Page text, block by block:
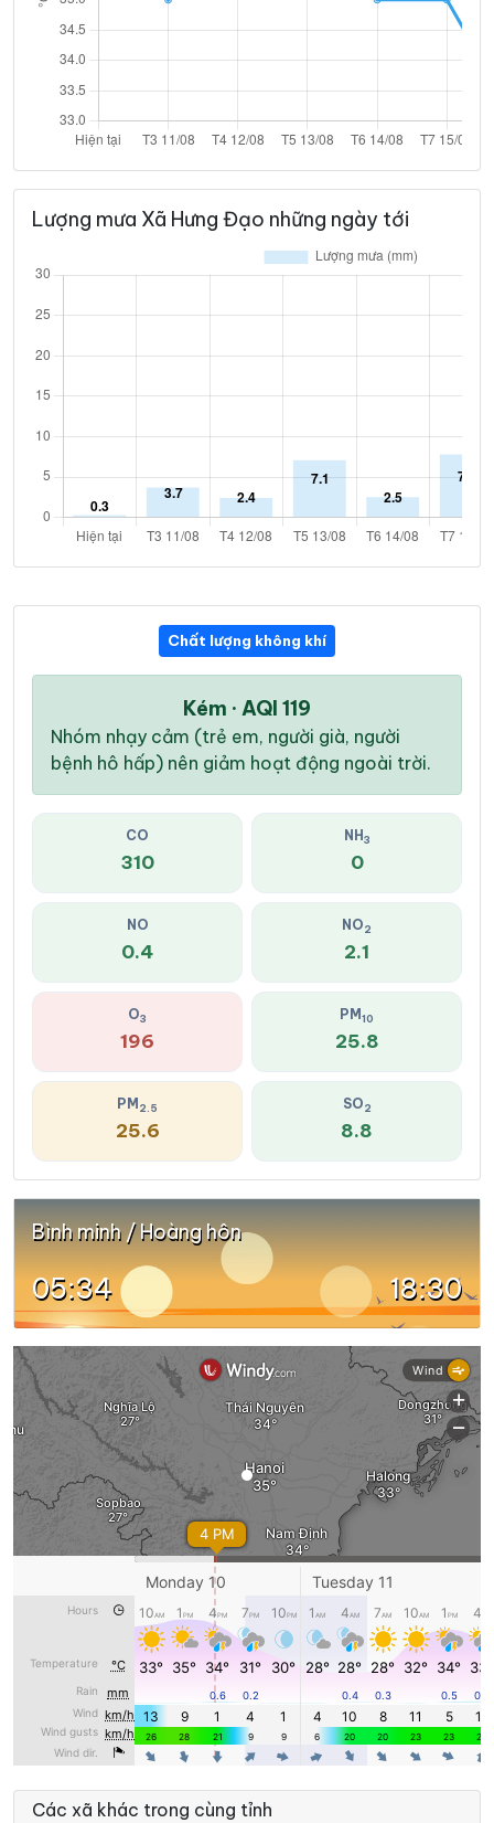
Lượng mưa Xã Hưng Đạo những ngày tới
Chất lượng không khí
Kém · AQI 119
Nhóm nhạy cảm (trẻ em, người già, người
bệnh hô hấp) nên giảm hoạt động ngoài trời.
CO
310
NH 3
0
NO
0.4
NO2
2.1
O3
196
PM 10
25.8
PM 2.5
25.6
SO2
8.8
Bình minh / Hoàng hôn
05:34 18:30
Các xã khác trong cùng tỉnh